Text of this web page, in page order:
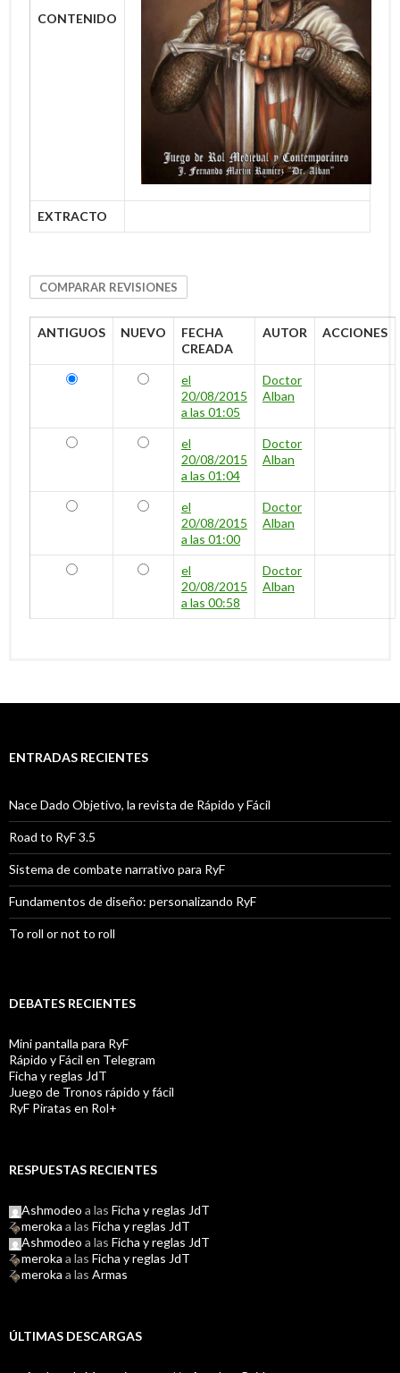
CONTENIDO
EXTRACTO
ANTIGUOS NUEVO
FECHA
CREADA
AUTOR ACCIONES
ANTIGUOS NUEVO
el
20/08/2015
a las 01:05
Doctor
Alban
ANTIGUOS NUEVO
el
20/08/2015
a las 01:04
Doctor
Alban
ANTIGUOS NUEVO
el
20/08/2015
a las 01:00
Doctor
Alban
ANTIGUOS NUEVO
el
20/08/2015
a las 00:58
Doctor
Alban
ENTRADAS RECIENTES
Nace Dado Objetivo, la revista de Rápido y Fácil
Road to RyF 3.5
Sistema de combate narrativo para RyF
Fundamentos de diseño: personalizando RyF
To roll or not to roll
DEBATES RECIENTES
Mini pantalla para RyF
Rápido y Fácil en Telegram
Ficha y reglas JdT
Juego de Tronos rápido y fácil
RyF Piratas en Rol+
RESPUESTAS RECIENTES
Ashmodeo a las Ficha y reglas JdT
meroka a las Ficha y reglas JdT
Ashmodeo a las Ficha y reglas JdT
meroka a las Ficha y reglas JdT
meroka a las Armas
ÚLTIMAS DESCARGAS